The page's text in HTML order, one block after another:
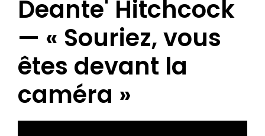
Deante' Hitchcock
— « Souriez, vous
êtes devant la
caméra »